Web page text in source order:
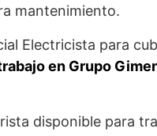
mantenimiento.
Electricista para
en Grupo
disponible para